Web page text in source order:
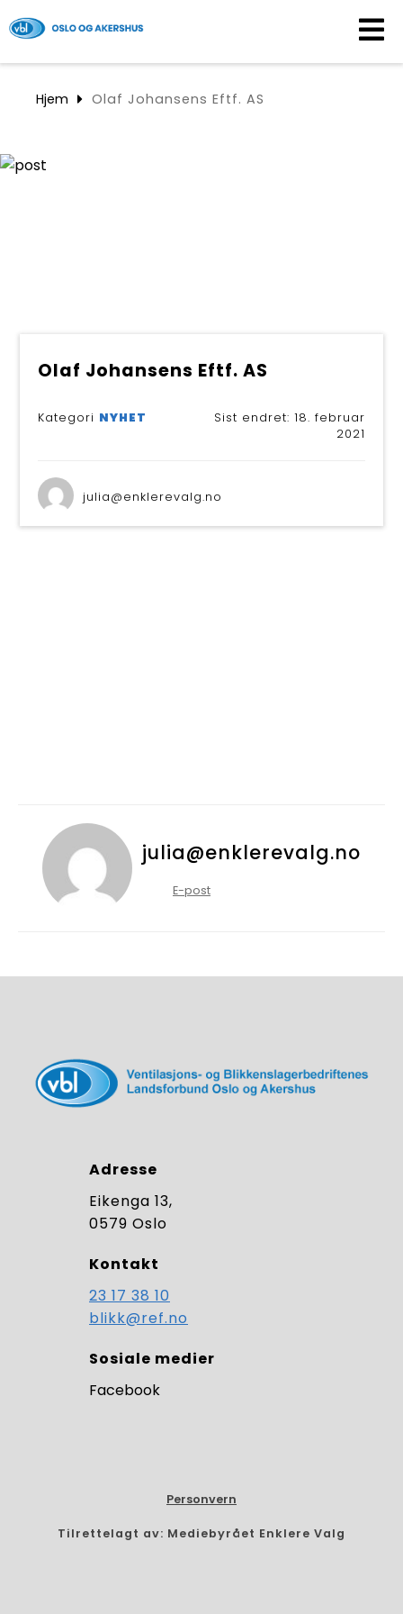
BLI
Hjem Olaf Johansens Eftf. AS
Olaf Johansens Eftf. AS
Kategori NYHET Sist endret: 18. februar
2021
julia@enklerevalg.no
julia@enklerevalg.no
E-post
Adresse
Eikenga 13,
0579 Oslo
Kontakt
23 17 38 10
blikk@ref.no
Sosiale medier
Facebook
Personvern
Tilrettelagt av: Mediebyrået Enklere Valg